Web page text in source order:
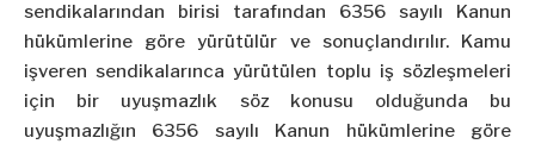
sendikalarından birisi tarafından 6356 sayılı Kanun
hükümlerine göre yürütülür ve sonuçlandırılır. Kamu
işveren sendikalarınca yürütülen toplu iş sözleşmeleri
için bir uyuşmazlık söz konusu olduğunda bu
uyuşmazlığın 6356 sayılı Kanun hükümlerine göre